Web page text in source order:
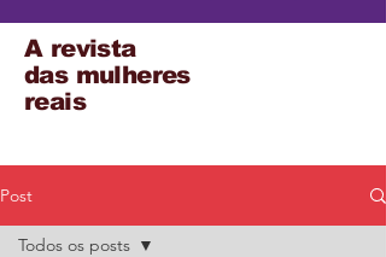
A revista
das mulheres
reais
Post
Todos os posts